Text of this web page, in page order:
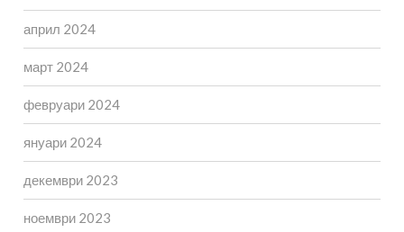
април 2024
март 2024
февруари 2024
януари 2024
декември 2023
ноември 2023